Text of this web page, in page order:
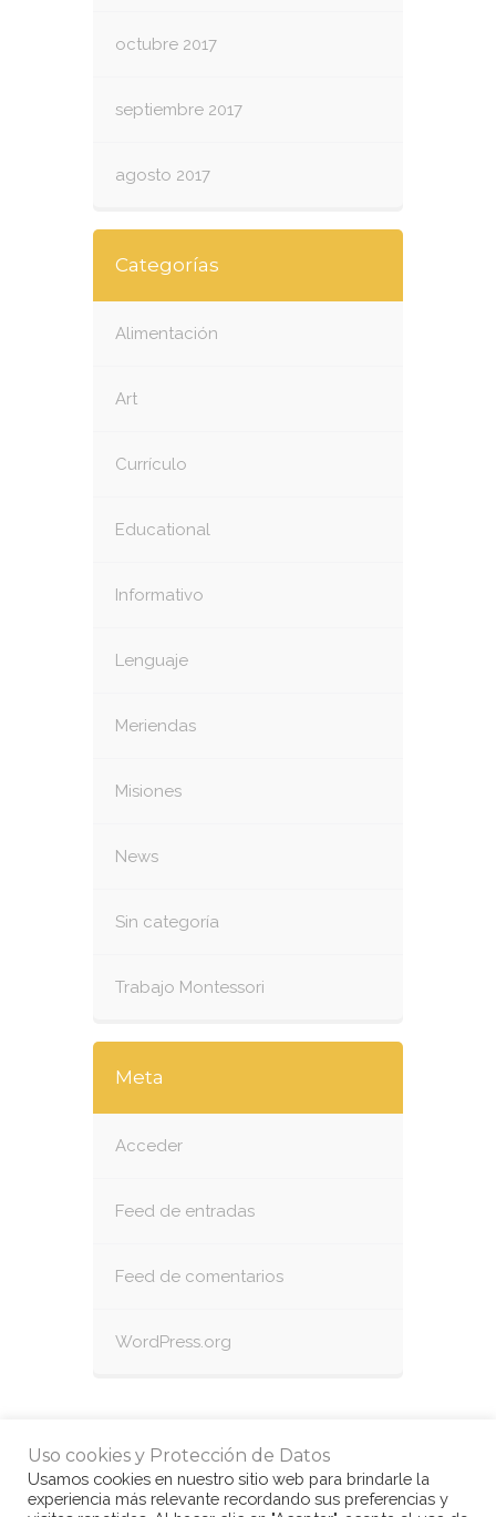
octubre 2017
septiembre 2017
agosto 2017
Categorías
Alimentación
Art
Currículo
Educational
Informativo
Lenguaje
Meriendas
Misiones
News
Sin categoría
Trabajo Montessori
Meta
Acceder
Feed de entradas
Feed de comentarios
WordPress.org
Uso cookies y Protección de Datos
Usamos cookies en nuestro sitio web para brindarle la
experiencia más relevante recordando sus preferencias y